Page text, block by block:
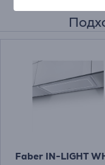
Faber IN-LIGHT